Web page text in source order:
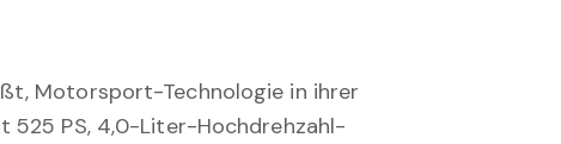
Motorsport-Technologie in ihrer
525 PS, 4,0-Liter-Hochdrehzahl-